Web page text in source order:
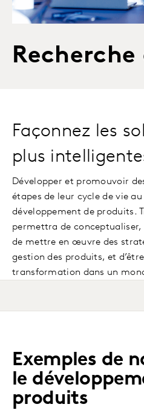
Recherche
Façonnez les
plus
Développer et promouvoir
étapes de leur cycle de vie
développement de produits.
permettra de conceptualiser,
de mettre en œuvre des
gestion des produits, et
transformation dans un
Exemples de
le
produits